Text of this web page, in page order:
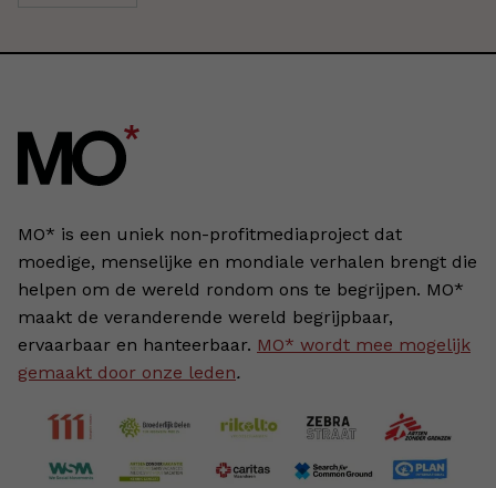
MO* is een uniek non-profitmediaproject dat
moedige, menselijke en mondiale verhalen brengt die
helpen om de wereld rondom ons te begrijpen. MO*
maakt de veranderende wereld begrijpbaar,
ervaarbaar en hanteerbaar. MO* wordt mee mogelijk
gemaakt door onze leden.